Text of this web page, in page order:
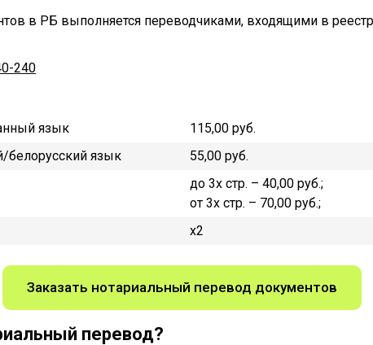
в РБ выполняется переводчиками, входящими в
240
язык
115,00 руб.
белорусский язык
55,00 руб.
до 3х стр. – 40,00 руб.;
от 3х стр. – 70,00 руб.;
x2
Заказать нотариальный перевод документов
перевод?